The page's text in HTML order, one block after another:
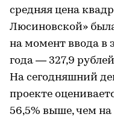
средняя цена
Люсиновской»
на момент ввода в
года — 327,9
На сегодняшний
проекте
56,5% выше, чем